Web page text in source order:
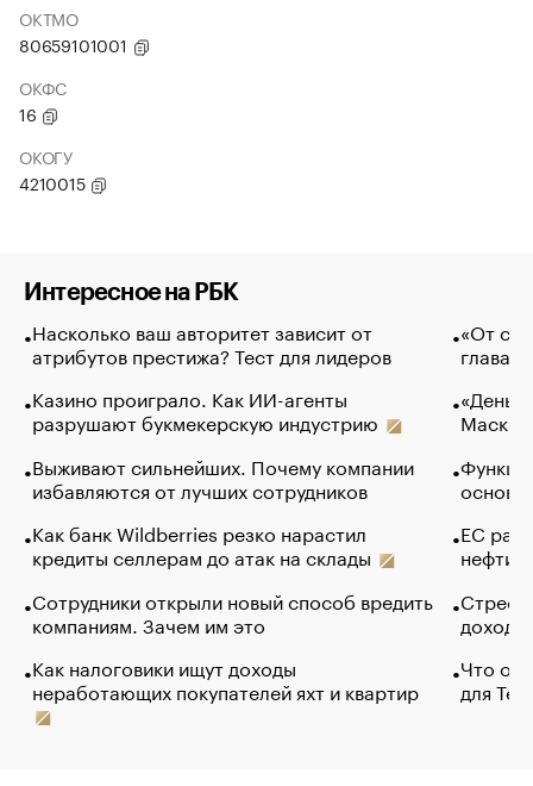
ОКТМО
80659101001
ОКФС
16
ОКОГУ
4210015
Интересное на РБК
Насколько ваш авторитет зависит от
атрибутов престижа? Тест для лидеров
Казино проиграло. Как ИИ-агенты
разрушают букмекерскую индустрию
Выживают сильнейших. Почему компании
избавляются от лучших сотрудников
Как банк Wildberries резко нарастил
кредиты селлерам до атак на склады
Сотрудники открыли новый способ вредить
компаниям. Зачем им это
Как налоговики ищут доходы
неработающих покупателей яхт и квартир
«От
глава
Маск в
основ
ЕС
нефти
Что
для